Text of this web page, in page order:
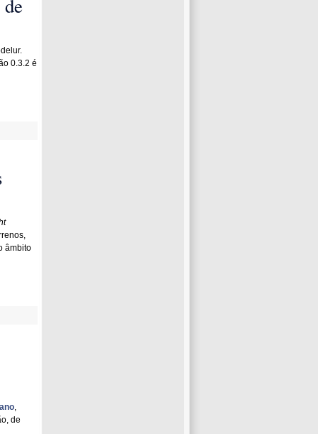
0.3.2 é
âmbito
,
de